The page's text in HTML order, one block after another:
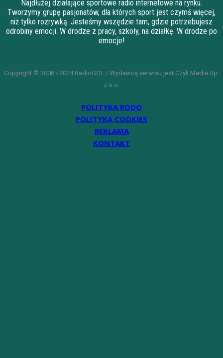
Najdłużej działające sportowe radio internetowe na rynku.
Tworzymy grupę pasjonatów, dla których sport jest czymś więcej,
niż tylko rozrywką. Jesteśmy wszędzie tam, gdzie potrzebujesz
odrobiny emocji. W drodze z pracy, szkoły, na działkę. W drodze po
emocje!
Copyright © 2008 - 2024 RadioGOL / Wydawcą serwisu jest Czyli Media Sp.
z o.o.
POLITYKA RODO
POLITYKA COOKIES
REKLAMA
KONTAKT